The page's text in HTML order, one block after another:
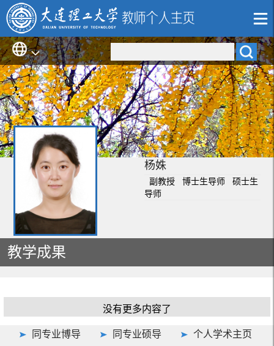
杨姝
副教授 博士生导师 硕士生
导师
教学成果
没有更多内容了
同专业博导 同专业硕导 个人学术主页